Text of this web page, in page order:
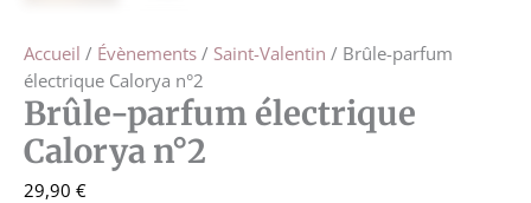
Accueil / Évènements / Saint-Valentin / Brûle-parfum
électrique Calorya n°2
Brûle-parfum électrique
Calorya n°2
29,90 €